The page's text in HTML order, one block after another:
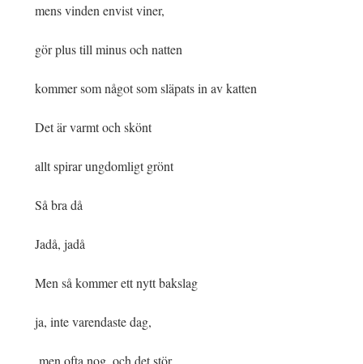
mens vinden envist viner,
gör plus till minus och natten
kommer som något som släpats in av katten
Det är varmt och skönt
allt spirar ungdomligt grönt
Så bra då
Jadå, jadå
Men så kommer ett nytt bakslag
ja, inte varendaste dag,
men ofta nog, och det stör